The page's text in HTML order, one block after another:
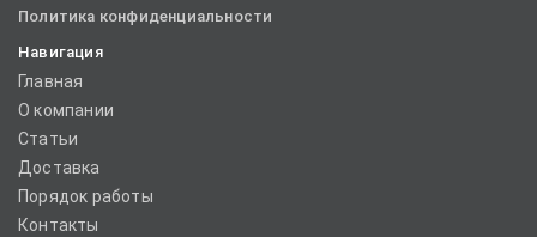
Политика конфиденциальности
Навигация
Главная
О компании
Статьи
Доставка
Порядок работы
Контакты